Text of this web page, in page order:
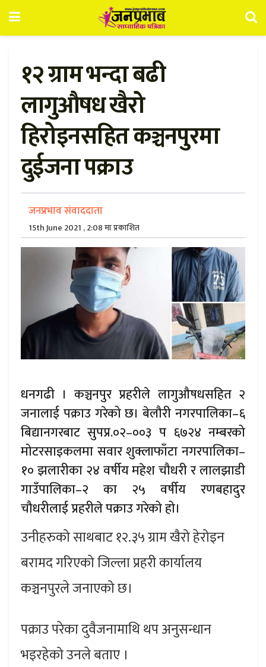
१२ ग्राम भन्दा बढी
लागुऔषध खैरो
हिरोइनसहित कञ्चनपुरमा
दुईजना पक्राउ
जनप्रभाव संवाददाता
15th June 2021 , 2:08 मा प्रकाशित
धनगढी । कञ्चनपुर प्रहरीले लागुऔषधसहित २
जनालाई पक्राउ गरेको छ। बेलौरी नगरपालिका–६
बिद्यानगरबाट सुपप्र.०२–००३ प ६७२४ नम्बरको
मोटरसाइकलमा सवार शुक्लाफाँटा नगरपालिका–
१० झलारीका २४ वर्षीय महेश चौधरी र लालझाडी
गाउँपालिका–२ का २५ वर्षीय रणबहादुर
चौधरीलाई प्रहरीले पक्राउ गरेको हो।
उनीहरुको साथबाट १२.३५ ग्राम खैरो हेरोइन
बरामद गरिएको जिल्ला प्रहरी कार्यालय
कञ्चनपुरले जनाएको छ।
पक्राउ परेका दुवैजनामाथि थप अनुसन्धान
भइरहेको उनले बताए ।